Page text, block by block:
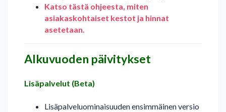
Katso tästä ohjeesta, miten
asiakaskohtaiset kestot ja hinnat
asetetaan.
Alkuvuoden päivitykset
Lisäpalvelut (Beta)
Lisäpalveluominaisuuden ensimmäinen versio